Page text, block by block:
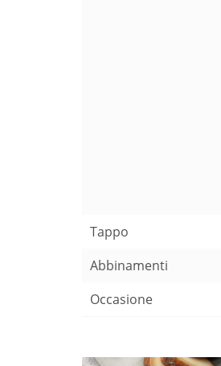
Tappo
Abbinamenti
Occasione